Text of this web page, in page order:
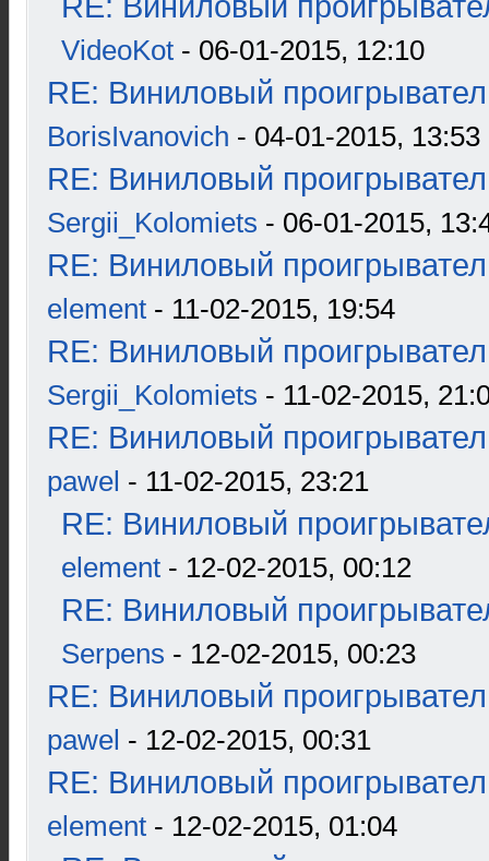
VideoKot - 06-01-2015, 12:10
RE: Виниловый
BorisIvanovich - 04-01-2015, 13:53
RE: Виниловый
Sergii_Kolomiets - 06-01-2015,
RE: Виниловый
element - 11-02-2015, 19:54
RE: Виниловый
Sergii_Kolomiets - 11-02-2015,
RE: Виниловый
pawel - 11-02-2015, 23:21
RE: Виниловый
element - 12-02-2015, 00:12
RE: Виниловый
Serpens - 12-02-2015, 00:23
RE: Виниловый
pawel - 12-02-2015, 00:31
RE: Виниловый
element - 12-02-2015, 01:04